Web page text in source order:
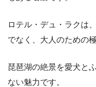
ロテル・デュ・ラクは
でなく、大人のための
琵琶湖の絶景を愛犬と
ない魅力です。